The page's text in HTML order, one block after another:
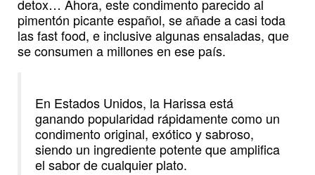
detox… Ahora, este condimento parecido al
pimentón picante español, se añade a casi toda
las fast food, e inclusive algunas ensaladas, que
se consumen a millones en ese país.
En Estados Unidos, la Harissa está
ganando popularidad rápidamente como un
condimento original, exótico y sabroso,
siendo un ingrediente potente que amplifica
el sabor de cualquier plato.